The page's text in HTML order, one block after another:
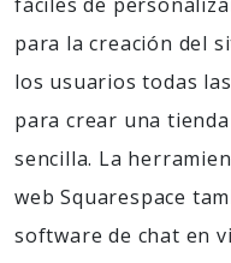
para la creación del
los usuarios todas
para crear una
sencilla. La
web Squarespace
software de chat en